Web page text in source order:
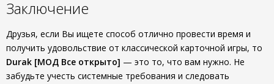
Заключение
Друзья, если Вы ищете способ отлично провести время и
получить удовольствие от классической карточной игры, то
Durak [МОД Все открыто] — это то, что вам нужно. Не
забудьте учесть системные требования и следовать